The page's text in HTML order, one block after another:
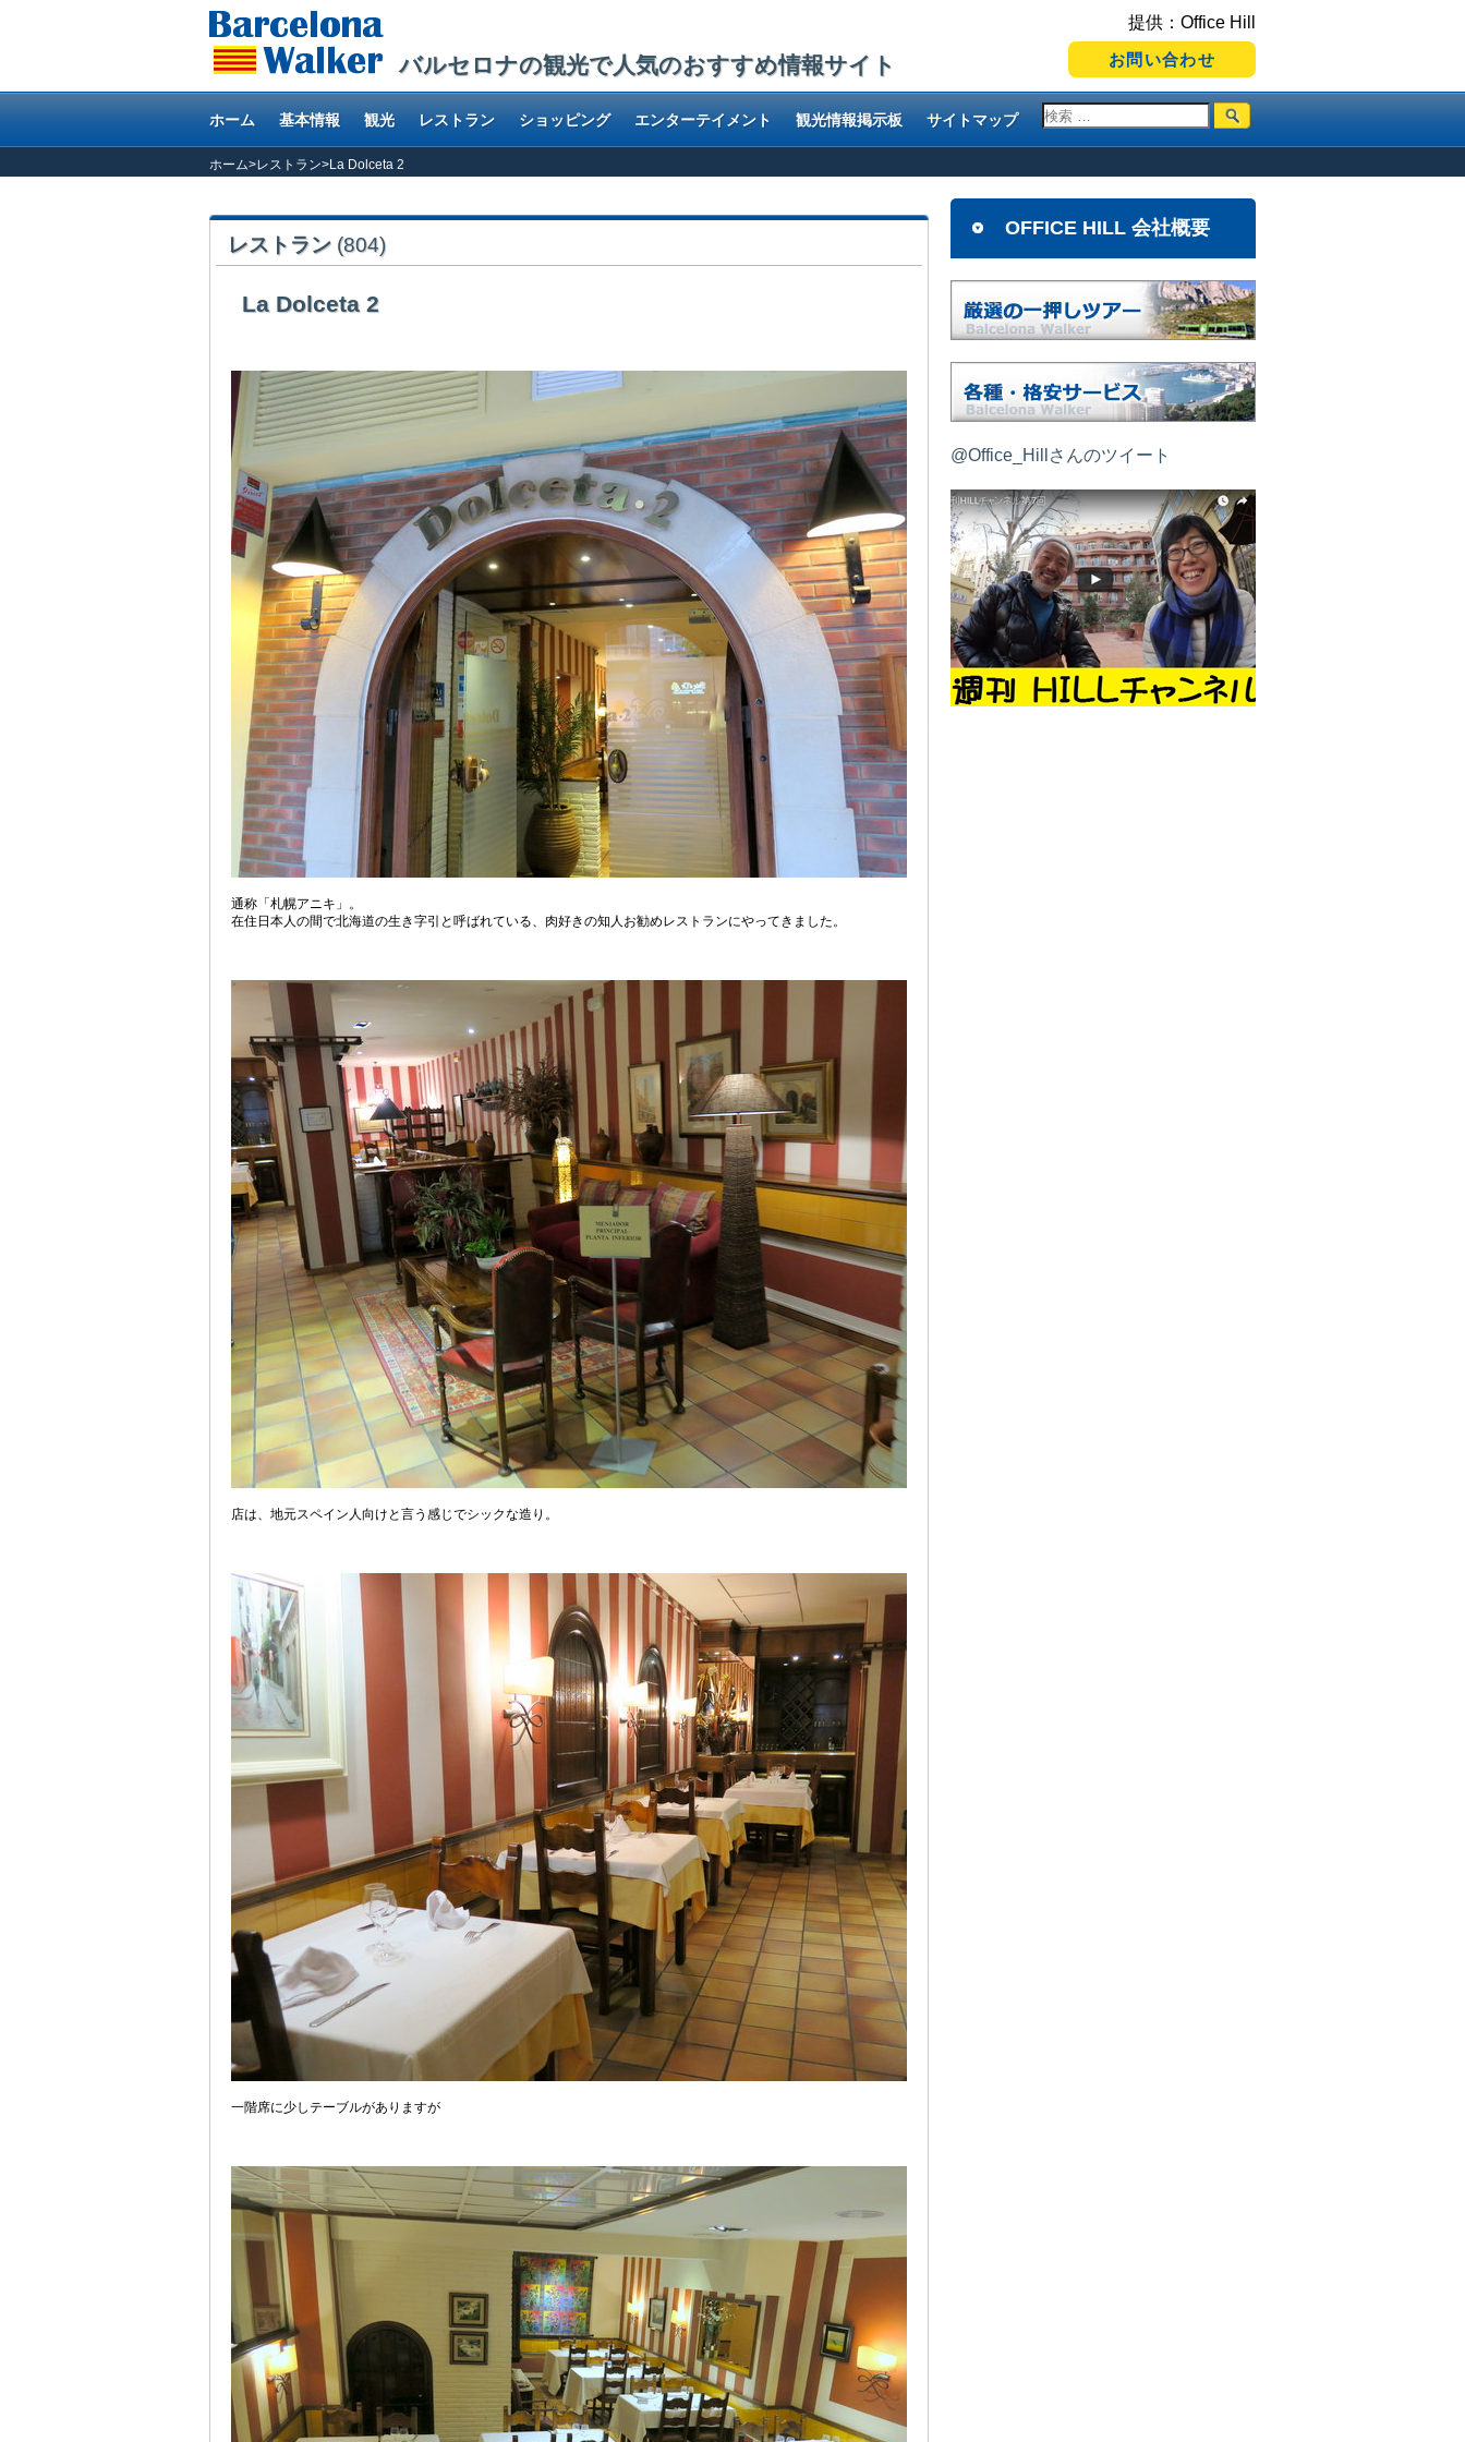
バルセロナの観光で人気のおすすめ情報サイト
提供：Office Hill
お問い合わせ
ホーム 基本情報 観光 レストラン ショッピング エンターテイメント 観光情報掲示板 サイトマップ
ホーム>レストラン>La Dolceta 2
レストラン (804)
La Dolceta 2
通称「札幌アニキ」。
在住日本人の間で北海道の生き字引と呼ばれている、肉好きの知人お勧めレストランにやってきました。
店は、地元スペイン人向けと言う感じでシックな造り。
一階席に少しテーブルがありますが
OFFICE HILL 会社概要
@Office_Hillさんのツイート